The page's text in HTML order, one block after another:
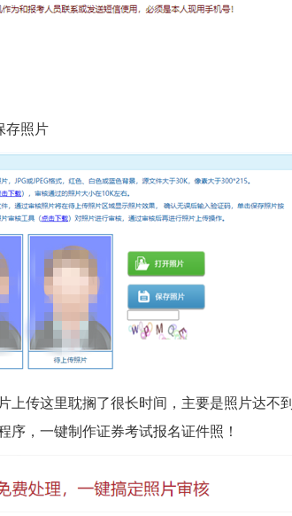
存照片
上传这里耽搁了很长时间，主要是照片达不到
序， 一键制作证券考试报名证件照！